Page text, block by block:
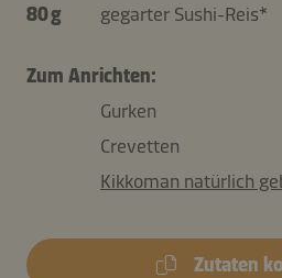
80 g
gegarter Sushi-Reis*
Zum Anrichten:
Gurken
Crevetten
Kikkoman natürlich
Zutaten